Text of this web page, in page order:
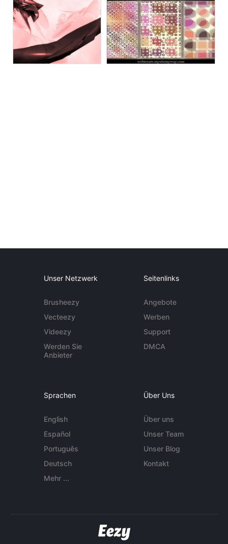
Unser Netzwerk
Brusheezy
Vecteezy
Videezy
Werden Sie
Anbieter
Seitenlinks
Angebote
Werben
Support
DMCA
Sprachen
English
Español
Português
Deutsch
Mehr ...
Über Uns
Über uns
Unser Team
Unser Blog
Kontakt